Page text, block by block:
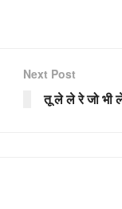
Next Post
तू ले ले रे जो भी